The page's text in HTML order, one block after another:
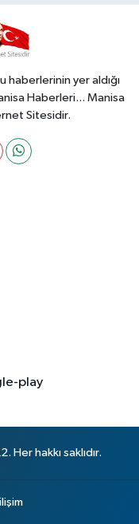
haberlerinin yer aldığı
Haberleri... Manisa
Sitesidir.
hakkı saklıdır.